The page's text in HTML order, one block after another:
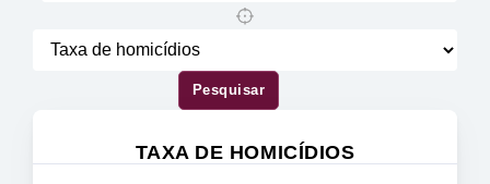
Pesquisar
TAXA DE HOMICÍDIOS